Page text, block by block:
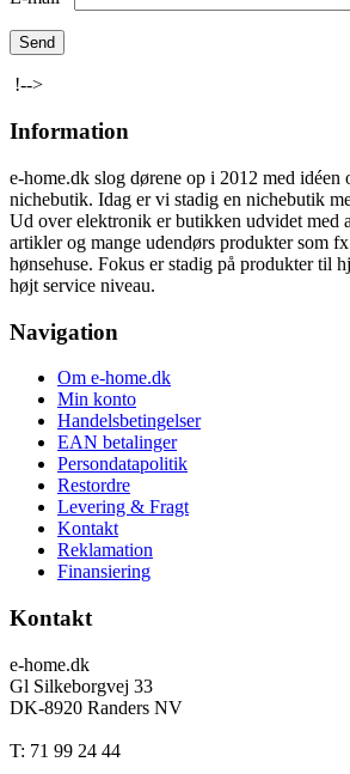
!-->
Information
e-home.dk slog dørene op i 2012 med idéen
nichebutik. Idag er vi stadig en nichebutik
Ud over elektronik er butikken udvidet med
artikler og mange udendørs produkter som
hønsehuse. Fokus er stadig på produkter til
højt service niveau.
Navigation
Om e-home.dk
Min konto
Handelsbetingelser
EAN betalinger
Persondatapolitik
Restordre
Levering & Fragt
Kontakt
Reklamation
Finansiering
Kontakt
e-home.dk
Gl Silkeborgvej 33
DK-8920 Randers NV
T: 71 99 24 44